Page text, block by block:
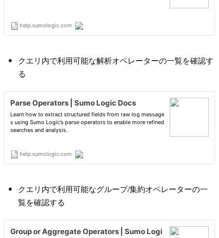
クエリ内で利用可能な解析オペレーターの一覧を確認す
る
クエリ内で利用可能なグループ/集約オペレーターの一
覧を確認する